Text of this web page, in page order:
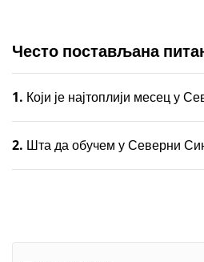
Често постављана
1. Који је најтоплији месец у
2. Шта да обучем у Северни